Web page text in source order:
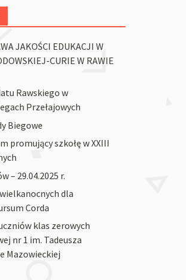
JAKOŚCI EDUKACJI W
CURIE W RAWIE
Rawskiego w
Przełajowych
Biegowe
promujący szkołę w XXIII
– 29.04.2025 r.
dla
Corda
klas zerowych
nr 1 im. Tadeusza
Mazowieckiej